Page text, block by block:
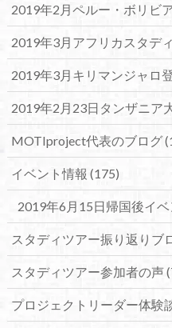
2019年2月ペルー・ボリビ
2019年3月アフリカスタデ
2019年3月キリマンジャロ
2019年2月23日タンザニア
MOTIproject代表のブログ
イベント情報 (175)
2019年6月15日帰国後イ
スタディツアー振り返りブ
スタディツアー参加者の声
プロジェクトリーダー体験